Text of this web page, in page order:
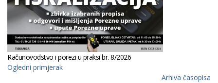
Računovodstvo i porezi u praksi br. 8/2026
Ogledni primjerak
Arhiva časopisa